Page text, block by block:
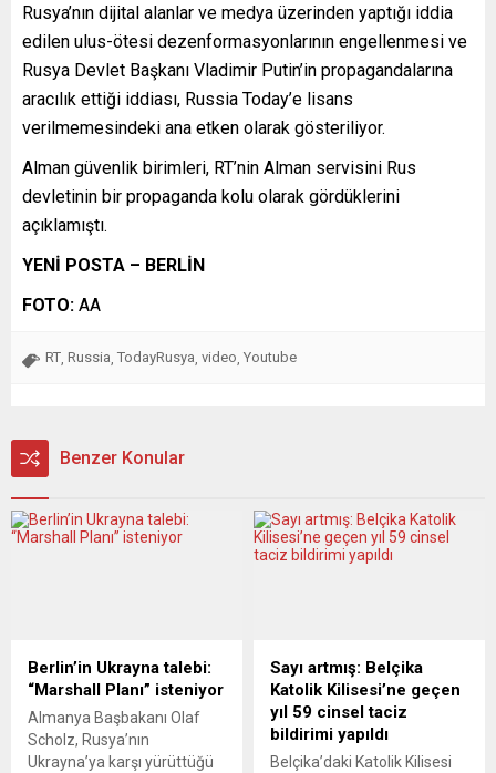
Rusya’nın dijital alanlar ve medya üzerinden yaptığı iddia
edilen ulus-ötesi dezenformasyonlarının engellenmesi ve
Rusya Devlet Başkanı Vladimir Putin’in propagandalarına
aracılık ettiği iddiası, Russia Today’e lisans
verilmemesindeki ana etken olarak gösteriliyor.
Alman güvenlik birimleri, RT’nin Alman servisini Rus
devletinin bir propaganda kolu olarak gördüklerini
açıklamıştı.
YENİ POSTA – BERLİN
FOTO: AA
RT Russia TodayRusya video Youtube
Benzer Konular
Berlin’in Ukrayna talebi:
“Marshall Planı” isteniyor
Almanya Başbakanı Olaf
Scholz, Rusya’nın
Ukrayna’ya karşı yürüttüğü
Sayı artmış: Belçika
Katolik Kilisesi’ne geçen
yıl 59 cinsel taciz
bildirimi yapıldı
Belçika’daki Katolik Kilisesi